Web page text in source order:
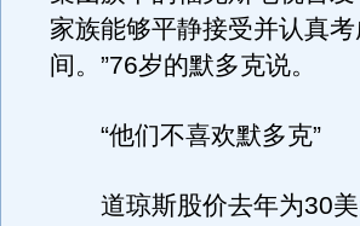
家族能够平静接受并认真
间。”76岁的默多克说。
“他们不喜欢默多克”
道琼斯股价去年为30美